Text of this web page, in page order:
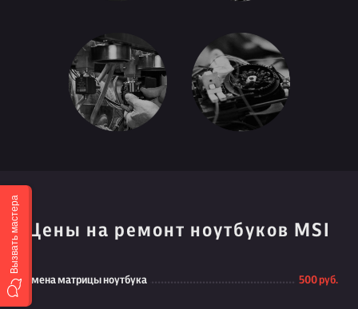
Цены на ремонт ноутбуков MSI
Замена матрицы ноутбука 500 руб.
Вызвать мастера